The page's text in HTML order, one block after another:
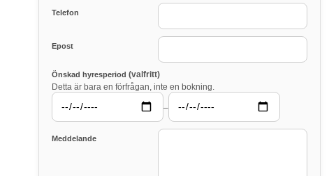
Telefon
Epost
Önskad hyresperiod (valfritt)
Detta är bara en förfrågan, inte en bokning.
–
Meddelande